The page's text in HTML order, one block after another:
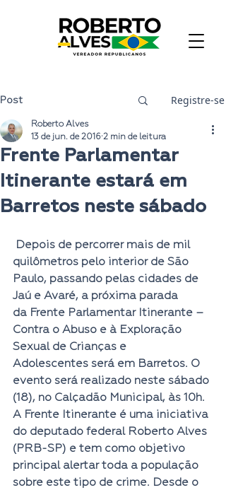
Post Registre-se
Frente Parlamentar
Itinerante estará em
Barretos neste sábado
Roberto Alves
13 de jun. de 2016 2 min de leitura
quilômetros pelo interior de São
Paulo, passando pelas cidades de
Jaú e Avaré, a próxima parada
da Frente Parlamentar Itinerante –
Contra o Abuso e à Exploração
Sexual de Crianças e
Adolescentes será em Barretos. O
evento será realizado neste sábado
(18), no Calçadão Municipal, às 10h.
A Frente Itinerante é uma iniciativa
do deputado federal Roberto Alves
(PRB-SP) e tem como objetivo
principal alertar toda a população
sobre este tipo de crime. Desde o